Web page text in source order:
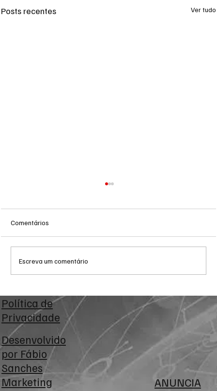
Posts recentes Ver tudo
Prefeitura de Campo Grande intensifica
combate ao trabalho infantil em pontos de
tráfego
Comentários
Escreva um comentário
Política de
Privacidade
Desenvolvido
por Fábio
Sanches
Marketing
ANUNCIA